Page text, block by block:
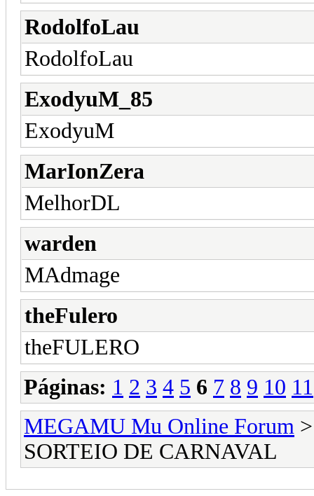
RodolfoLau
RodolfoLau
ExodyuM_85
ExodyuM
MarIonZera
MelhorDL
warden
MAdmage
theFulero
theFULERO
Páginas: 1 2 3 4 5 6 7 8 9 10 11
MEGAMU Mu Online Forum
SORTEIO DE CARNAVAL